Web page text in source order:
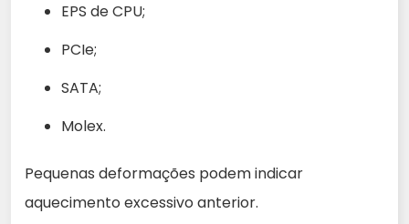
EPS de CPU;
PCIe;
SATA;
Molex.
Pequenas deformações podem indicar
aquecimento excessivo anterior.